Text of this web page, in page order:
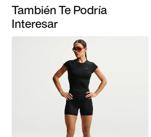
También Te Podría
Interesar